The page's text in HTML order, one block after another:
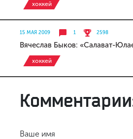
хоккей
15 МАЯ 2009 1 2598
Вячеслав Быков: «Салават-
хоккей
Ваше имя